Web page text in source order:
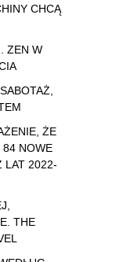
CHCĄ
ZEN W
ŻE
NOWE
LAT 2022-
THE